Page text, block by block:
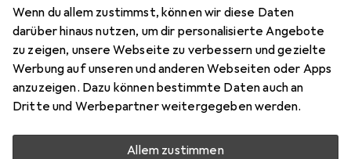
Wenn du allem zustimmst, können wir diese Daten
darüber hinaus nutzen, um dir personalisierte Angebote
zu zeigen, unsere Webseite zu verbessern und gezielte
Werbung auf unseren und anderen Webseiten oder Apps
anzuzeigen. Dazu können bestimmte Daten auch an
Dritte und Werbepartner weitergegeben werden.
Allem zustimmen
5 m
Preis in EUR inkl. MwSt.
2
Bewertungen Marke
Mehr von Lindy